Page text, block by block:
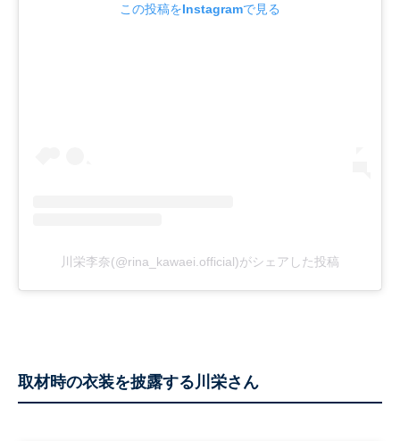
この投稿をInstagramで見る
川栄李奈(@rina_kawaei.official)がシェアした投稿
取材時の衣装を披露する川栄さん